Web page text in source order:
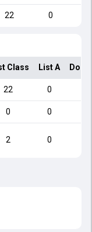
22 0
Class List A
22 0
0 0
2 0